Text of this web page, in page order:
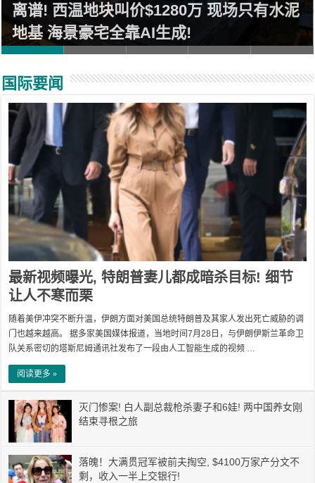
离谱! 西温地块叫价$1280万 现场只有水泥
地基 海景豪宅全靠AI生成!
国际要闻
最新视频曝光, 特朗普妻儿都成暗杀目标! 细节
让人不寒而栗
随着美伊冲突不断升温，伊朗方面对美国总统特朗普及其家人发出死亡威胁的调
门也越来越高。 据多家美国媒体报道，当地时间7月28日，与伊朗伊斯兰革命卫
队关系密切的塔斯尼姆通讯社发布了一段由人工智能生成的视频 …
阅读更多 »
灭门惨案! 白人副总裁枪杀妻子和6娃! 两中国养女刚
结束寻根之旅
落魄！大满贯冠军被前夫掏空, $4100万家产分文不
剩，收入一半上交银行!